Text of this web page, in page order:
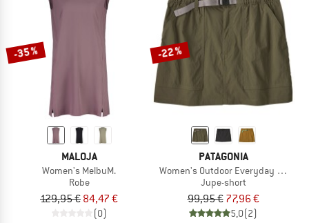
-35 %
MALOJA
Women's MelbuM.
Robe
129,95 € 84,47 €
(0)
-22 %
PATAGONIA
Women's Outdoor Everyday Skort
Jupe-short
99,95 € 77,96 €
5,0(2)